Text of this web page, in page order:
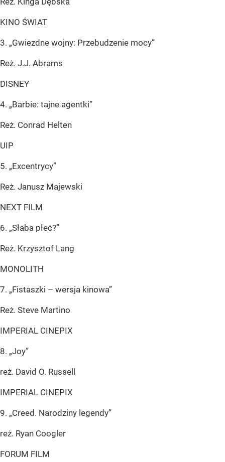
KINO ŚWIAT
3. „Gwiezdne wojny: Przebudzenie mocy”
Reż. J.J. Abrams
DISNEY
4. „Barbie: tajne agentki”
Reż. Conrad Helten
UIP
5. „Excentrycy”
Reż. Janusz Majewski
NEXT FILM
6. „Słaba płeć?”
Reż. Krzysztof Lang
MONOLITH
7. „Fistaszki – wersja kinowa”
Reż. Steve Martino
IMPERIAL CINEPIX
8. „Joy”
reż. David O. Russell
IMPERIAL CINEPIX
9. „Creed. Narodziny legendy”
reż. Ryan Coogler
FORUM FILM